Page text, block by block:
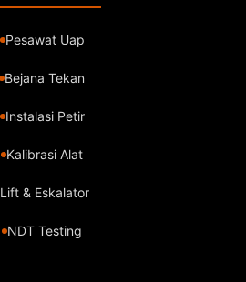
Pesawat Uap
Bejana Tekan
Instalasi Petir
Kalibrasi Alat
Lift & Eskalator
NDT Testing